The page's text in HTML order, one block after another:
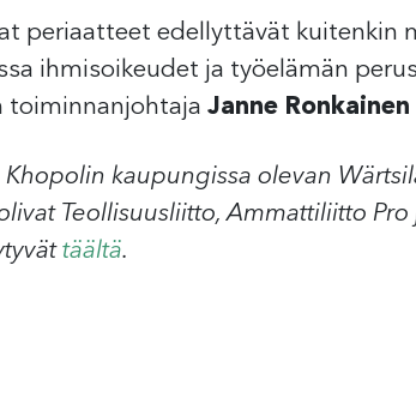
periaatteet edellyttävät kuitenkin
ihmisoikeudet ja työelämän
toiminnanjohtaja Janne Ronkainen
kaupungissa olevan
Teollisuusliitto, Ammattiliitto
täältä.